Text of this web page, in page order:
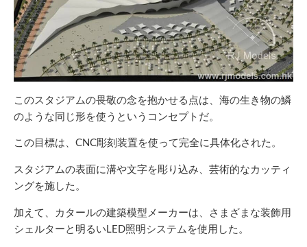
このスタジアムの畏敬の念を抱かせる点は、海の生き物の鱗
のような同じ形を使うというコンセプトだ。
この目標は、CNC彫刻装置を使って完全に具体化された。
スタジアムの表面に溝や文字を彫り込み、芸術的なカッティ
ングを施した。
加えて、カタールの建築模型メーカーは、さまざまな装飾用
シェルターと明るいLED照明システムを使用した。